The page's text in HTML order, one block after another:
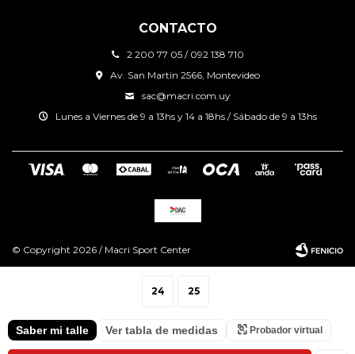
24 25
Saber mi talle Ver tabla de medidas Probador virtual
CONTACTO
2 200 77 05 / 092 138 710
Av. San Martin 2566, Montevideo
sac@macri.com.uy
Lunes a Viernes de 9 a 13hs y 14 a 18hs / Sábado de 9 a 13hs
© Copyright 2026 / Macri Sport Center